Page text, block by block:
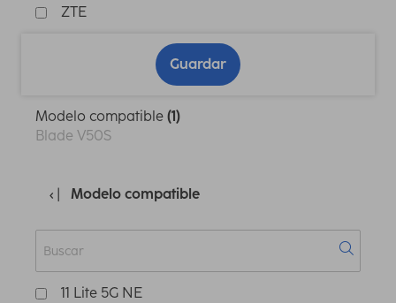
ZTE
Guardar
Modelo compatible (1)
Blade V50S
Modelo compatible
11 Lite 5G NE